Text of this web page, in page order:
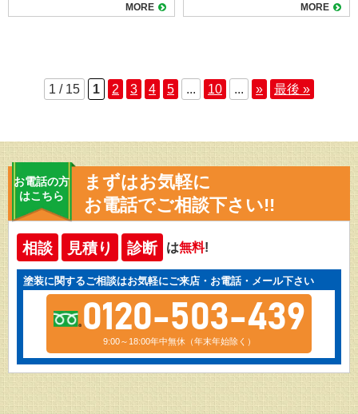
MORE MORE
1 / 15 1 2 3 4 5 ... 10 ... » 最後 »
お電話の方
はこちら
まずはお気軽に
お電話でご相談下さい!!
相談 見積り 診断 は無料!
塗装に関するご相談はお気軽にご来店・お電話・メール下さい
0120-503-439
9:00～18:00年中無休（年末年始除く）